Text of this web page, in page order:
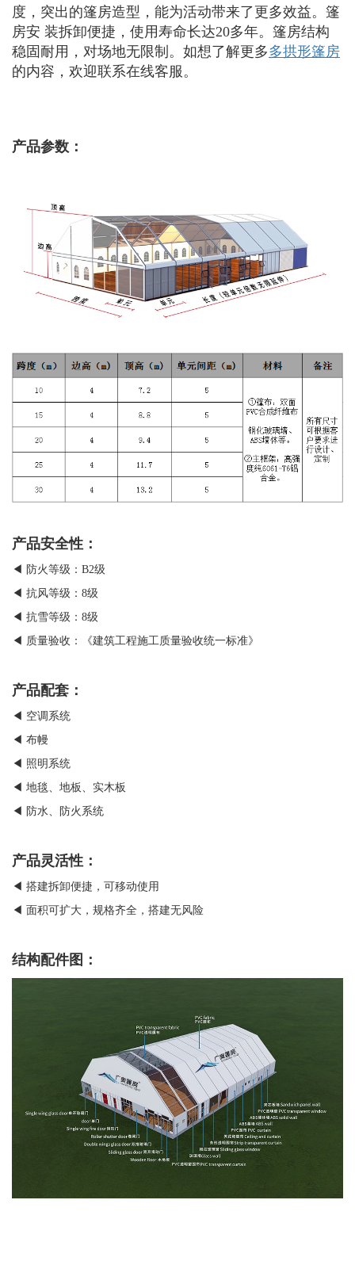
度，突出的篷房造型，能为活动带来了更多效益。篷
房安 装拆卸便捷，使用寿命长达20多年。篷房结构
稳固耐用，对场地无限制。如想了解更多多拱形篷房
的内容，欢迎联系在线客服。
产品参数：
产品安全性：
◀ 防火等级：B2级
◀ 抗风等级：8级
◀ 抗雪等级：8级
◀ 质量验收：《建筑工程施工质量验收统一标准》
产品配套：
◀ 空调系统
◀ 布幔
◀ 照明系统
◀ 地毯、地板、实木板
◀ 防水、防火系统
产品灵活性：
◀ 搭建拆卸便捷，可移动使用
◀ 面积可扩大，规格齐全，搭建无风险
结构配件图：